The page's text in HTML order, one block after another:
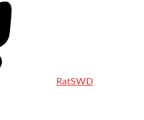
RatSWD